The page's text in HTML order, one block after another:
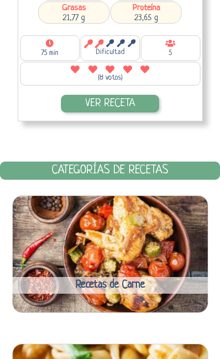
Grasas
21,77 g
Proteína
23,65 g
75 min Dificultad 5
(8 votos)
VER RECETA
CATEGORÍAS DE RECETAS
Recetas de Carne